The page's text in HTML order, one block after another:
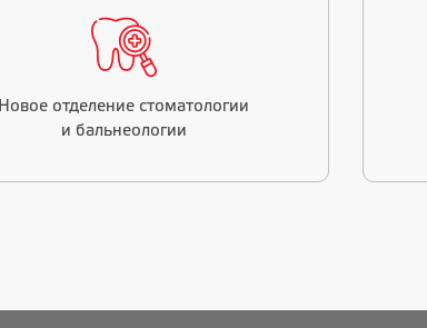
Новое отделение стоматологии
и бальнеологии